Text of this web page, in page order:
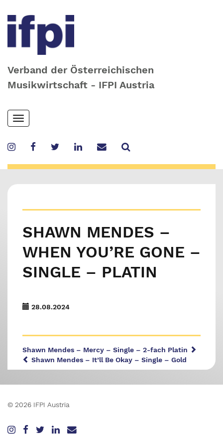
Verband der Österreichischen
Musikwirtschaft - IFPI Austria
Skip
to
content
Toggle
navigation
SHAWN MENDES –
WHEN YOU’RE GONE –
SINGLE – PLATIN
28.08.2024
Shawn Mendes – Mercy – Single – 2-fach Platin
Shawn Mendes – It’ll Be Okay – Single – Gold
© 2026 IFPI Austria